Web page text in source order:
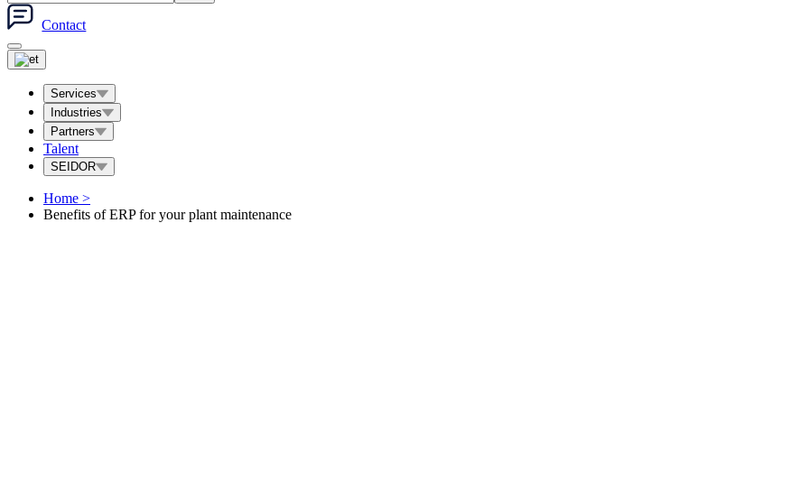
Contact
Services
Industries
Partners
Talent
SEIDOR
Home >
Benefits of ERP for your plant maintenance